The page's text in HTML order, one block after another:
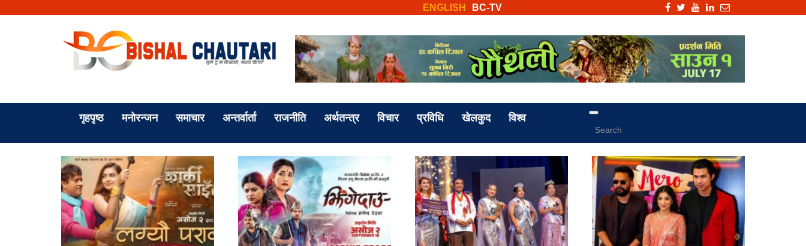
BC-TV
ENGLISH
गृहपृष्ठ मनोरन्जन समाचार अन्तर्वार्ता राजनीति अर्थतन्त्र विचार प्रविधि खेलकुद विश्व